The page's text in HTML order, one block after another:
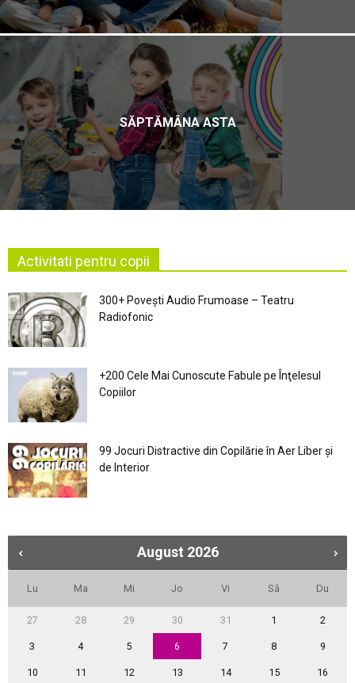
SĂPTĂMÂNA ASTA
Activitati pentru copii
300+ Povești Audio Frumoase – Teatru
Radiofonic
+200 Cele Mai Cunoscute Fabule pe Înţelesul
Copiilor
99 Jocuri Distractive din Copilărie în Aer Liber şi
de Interior
August 2026
Lu Ma Mi Jo Vi Sâ Du
27 28 29 30 31 1 2
3 4 5 6 7 8 9
10 11 12 13 14 15 16